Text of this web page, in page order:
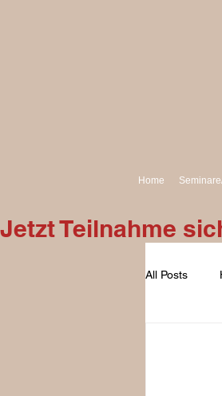
Home
Jetzt Teilnahme
All Posts